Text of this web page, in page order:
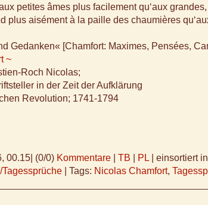
petites âmes plus facilement qu‘aux grandes,
plus aisément à la paille des chaumières
Gedanken« [Chamfort: Maximes, Pensées,
~
Roch Nicolas;
in der Zeit der Aufklärung
Revolution; 1741-1794
00.15 (0/0) Kommentare TB PL
einsortiert
Tags: Nicolas Chamfort,